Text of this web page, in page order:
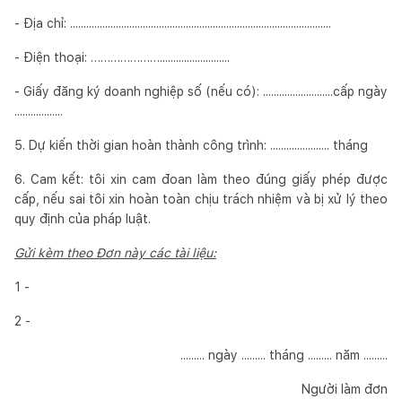
- Địa chỉ: .................................................................................................
- Điện thoại: …………………..........................
- Giấy đăng ký doanh nghiệp số (nếu có): ..........................cấp ngày
..................
5. Dự kiến thời gian hoàn thành công trình: ...................... tháng
6. Cam kết: tôi xin cam đoan làm theo đúng giấy phép được
cấp, nếu sai tôi xin hoàn toàn chịu trách nhiệm và bị xử lý theo
quy định của pháp luật.
Gửi kèm theo Đơn này các tài liệu:
1 -
2 -
......... ngày ......... tháng ......... năm .........
Người làm đơn